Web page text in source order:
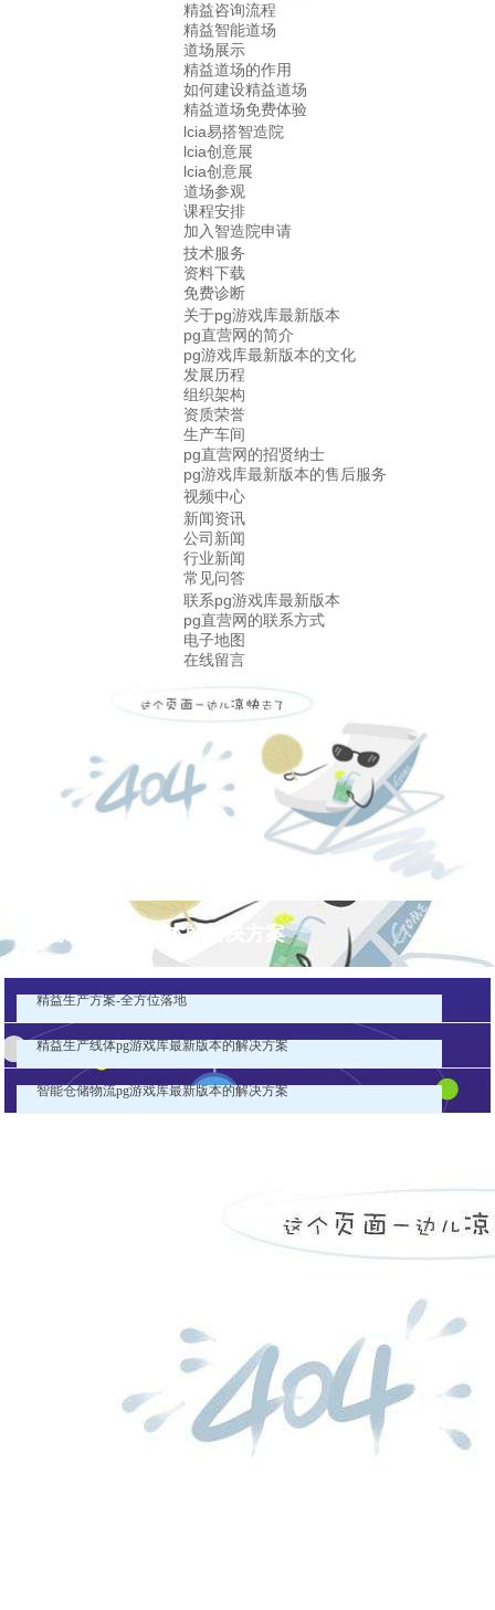
精益咨询流程
精益智能道场
道场展示
精益道场的作用
如何建设精益道场
精益道场免费体验
lcia易搭智造院
lcia创意展
lcia创意展
道场参观
课程安排
加入智造院申请
技术服务
资料下载
免费诊断
关于pg游戏库最新版本
pg直营网的简介
pg游戏库最新版本的文化
发展历程
组织架构
资质荣誉
生产车间
pg直营网的招贤纳士
pg游戏库最新版本的售后服务
视频中心
新闻资讯
公司新闻
行业新闻
常见问答
联系pg游戏库最新版本
pg直营网的联系方式
电子地图
在线留言
pg游戏库最新版本的解决方案
精益生产方案-全方位落地
精益生产线体pg游戏库最新版本的解决方案
智能仓储物流pg游戏库最新版本的解决方案